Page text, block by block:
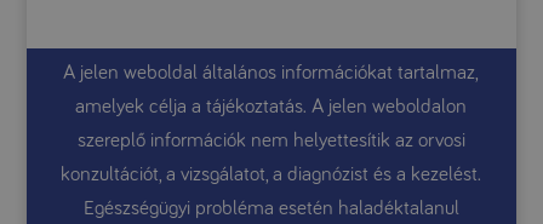
A jelen weboldal általános információkat tartalmaz,
amelyek célja a tájékoztatás. A jelen weboldalon
szereplő információk nem helyettesítik az orvosi
konzultációt, a vizsgálatot, a diagnózist és a kezelést.
Egészségügyi probléma esetén haladéktalanul